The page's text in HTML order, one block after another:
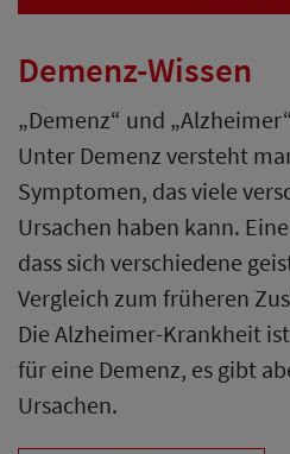
Demenz-Wissen
„Demenz“ und
Unter Demenz versteht
Symptomen, das viele
Ursachen haben kann.
dass sich verschiedene
Vergleich zum früheren
Die Alzheimer-Krankheit
für eine Demenz, es gibt
Ursachen.